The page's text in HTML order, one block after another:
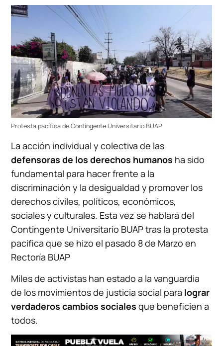
Protesta pacífica de Contingente Universitario BUAP
La acción individual y colectiva de las
defensoras de los derechos humanos ha sido
fundamental para hacer frente a la
discriminación y la desigualdad y promover los
derechos civiles, políticos, económicos,
sociales y culturales. Esta vez se hablará del
Contingente Universitario BUAP tras la protesta
pacifica que se hizo el pasado 8 de Marzo en
Rectoría BUAP
Miles de activistas han estado a la vanguardia
de los movimientos de justicia social para lograr
verdaderos cambios sociales que beneficien a
todos.